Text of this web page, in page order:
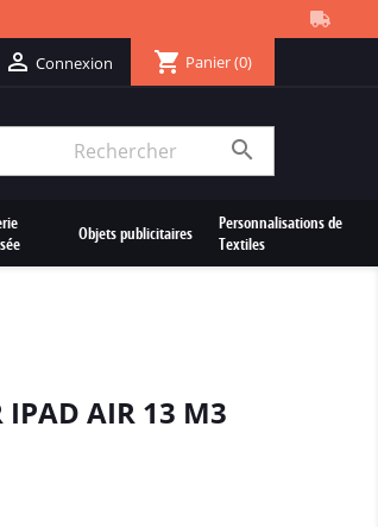
 Connexion shopping_cart Panier(0)

Objets publicitaires
Personnalisations de
Textiles
IPAD AIR 13 M3